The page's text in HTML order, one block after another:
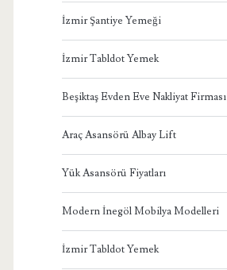
İzmir Şantiye Yemeği
İzmir Tabldot Yemek
Beşiktaş Evden Eve Nakliyat Firması
Araç Asansörü Albay Lift
Yük Asansörü Fiyatları
Modern İnegöl Mobilya Modelleri
İzmir Tabldot Yemek